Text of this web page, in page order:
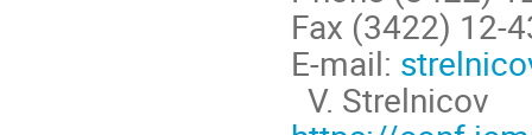
Fax (3422) 12-
E-mail:
V. Strelnicov